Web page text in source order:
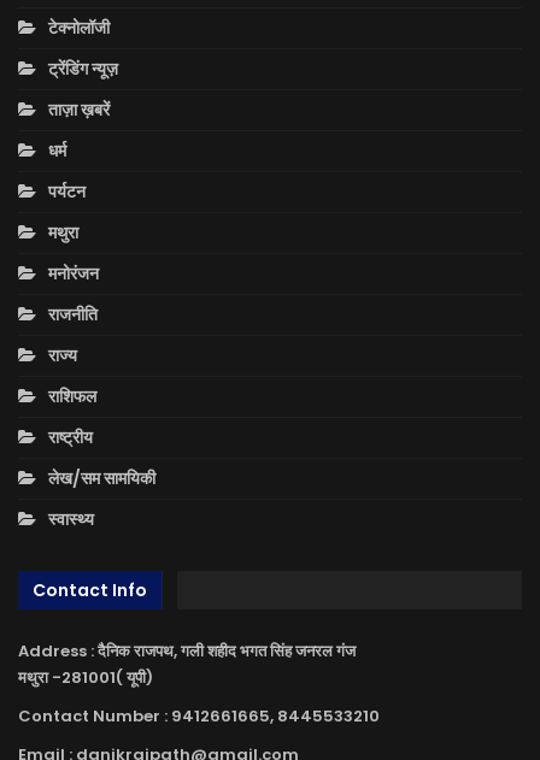
टेक्नोलॉजी
ट्रेंडिंग न्यूज़
ताज़ा ख़बरें
धर्म
पर्यटन
मथुरा
मनोरंजन
राजनीति
राज्य
राशिफल
राष्ट्रीय
लेख/सम सामयिकी
स्वास्थ्य
Contact Info
Address : दैनिक राजपथ, गली शहीद भगत सिंह जनरल गंज
मथुरा -281001( यूपी)
Contact Number : 9412661665, 8445533210
Email : danikrajpath@gmail.com